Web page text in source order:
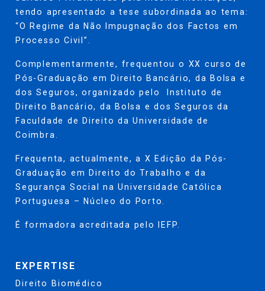
tendo apresentado a tese subordinada ao tema:
“O Regime da Não Impugnação dos Factos em
Processo Civil”.
Complementarmente, frequentou o XX curso de
Pós-Graduação em Direito Bancário, da Bolsa e
dos Seguros, organizado pelo Instituto de
Direito Bancário, da Bolsa e dos Seguros da
Faculdade de Direito da Universidade de
Coimbra.
Frequenta, actualmente, a X Edição da Pós-
Graduação em Direito do Trabalho e da
Segurança Social na Universidade Católica
Portuguesa – Núcleo do Porto.
É formadora acreditada pelo IEFP.
EXPERTISE
Direito Biomédico